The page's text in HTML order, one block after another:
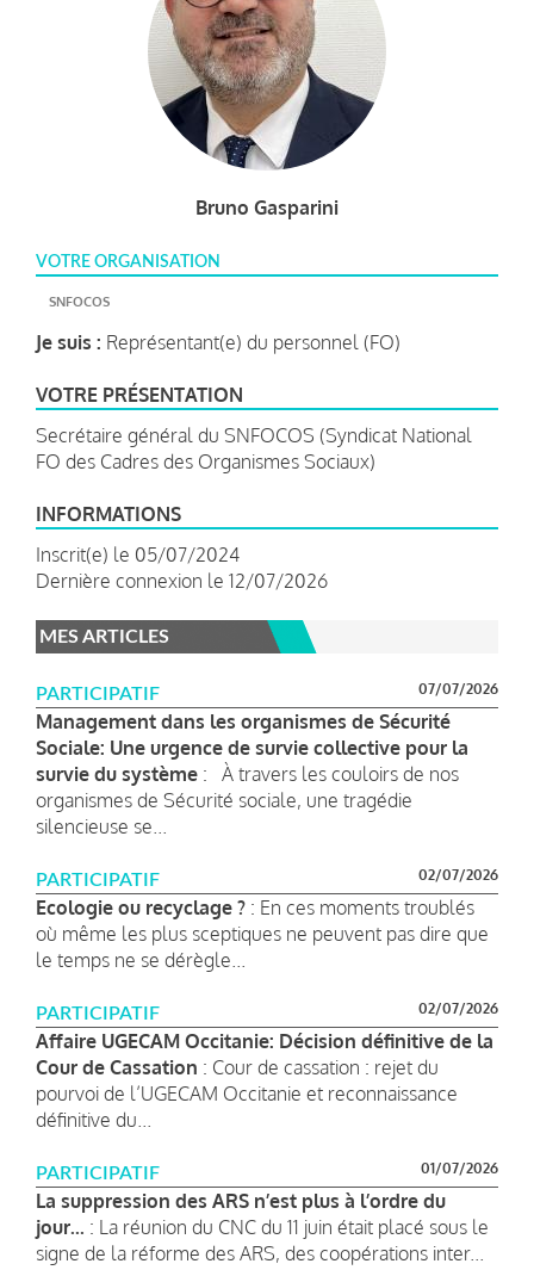
Bruno Gasparini
VOTRE ORGANISATION
SNFOCOS
Je suis : Représentant(e) du personnel (FO)
VOTRE PRÉSENTATION
Secrétaire général du SNFOCOS (Syndicat National
FO des Cadres des Organismes Sociaux)
INFORMATIONS
Inscrit(e) le 05/07/2024
Dernière connexion le 12/07/2026
MES ARTICLES
PARTICIPATIF 07/07/2026
Management dans les organismes de Sécurité
Sociale: Une urgence de survie collective pour la
survie du système : À travers les couloirs de nos
organismes de Sécurité sociale, une tragédie
silencieuse se...
PARTICIPATIF 02/07/2026
Ecologie ou recyclage ? : En ces moments troublés
où même les plus sceptiques ne peuvent pas dire que
le temps ne se dérègle...
PARTICIPATIF 02/07/2026
Affaire UGECAM Occitanie: Décision définitive de la
Cour de Cassation : Cour de cassation : rejet du
pourvoi de l’UGECAM Occitanie et reconnaissance
définitive du...
PARTICIPATIF 01/07/2026
La suppression des ARS n’est plus à l’ordre du
jour... : La réunion du CNC du 11 juin était placé sous le
signe de la réforme des ARS, des coopérations inter...